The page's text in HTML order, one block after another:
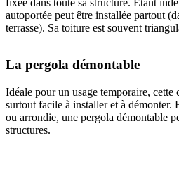
autoportée peut être installée partout
terrasse). Sa toiture est souvent
La pergola démontable
Idéale pour un usage temporaire, cette
surtout facile à installer et à démonter.
ou arrondie, une pergola démontable
structures.